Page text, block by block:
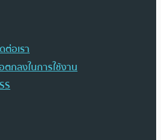
ต่อเรา
ตกลงในการใช้งาน